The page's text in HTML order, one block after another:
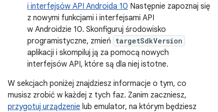
i interfejsów API Androida 10 Następnie zapoznaj się
z nowymi funkcjami i interfejsami API
w Androidzie 10. Skonfiguruj środowisko
programistyczne, zmień targetSdkVersion
aplikacji i skompiluj ją za pomocą nowych
interfejsów API, które są dla niej istotne.
W sekcjach poniżej znajdziesz informacje o tym, co
musisz zrobić w każdej z tych faz. Zanim zaczniesz,
przygotuj urządzenie lub emulator, na którym będziesz